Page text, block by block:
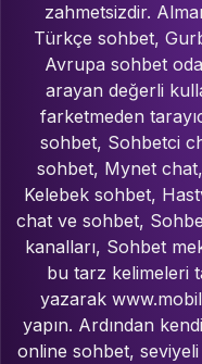
zahmetsizdir.
Türkçe sohbet,
Avrupa sohbet
arayan değerli
farketmeden
sohbet, Sohbetci
sohbet, Mynet
Kelebek sohbet,
chat ve sohbet,
kanalları, Sohbet
bu tarz kelimeleri
yazarak
yapın. Ardından
online sohbet,